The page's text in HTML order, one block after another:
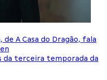
A Casa do Dragão, fala
da terceira temporada da